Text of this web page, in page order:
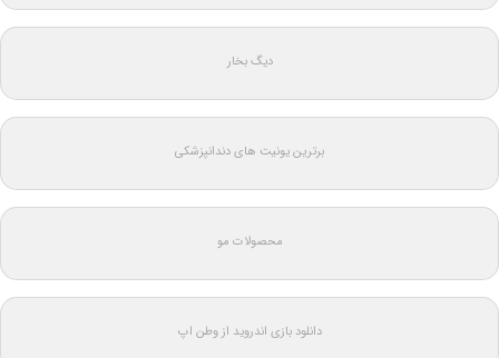
دیگ بخار
برترین یونیت های دندانپزشکی
محصولات مو
دانلود بازی اندروید از وطن اپ